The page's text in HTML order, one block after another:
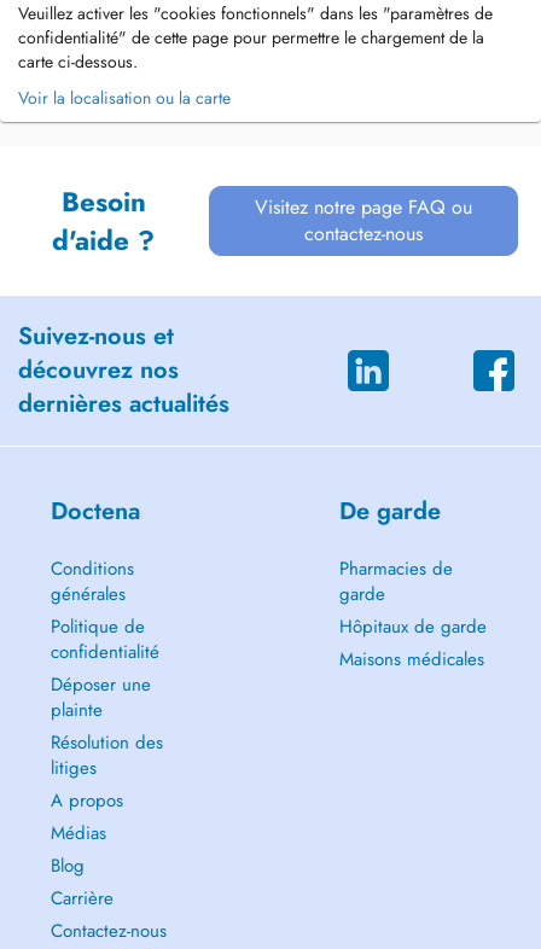
Veuillez activer les "cookies fonctionnels" dans les "paramètres de
confidentialité" de cette page pour permettre le chargement de la
carte ci-dessous.
Voir la localisation ou la carte
Besoin
d'aide ?
Visitez notre page FAQ ou
contactez-nous
Suivez-nous et
découvrez nos
dernières actualités
Doctena
Conditions
générales
Politique de
confidentialité
Déposer une
plainte
Résolution des
litiges
A propos
Médias
Blog
Carrière
Contactez-nous
De garde
Pharmacies de
garde
Hôpitaux de garde
Maisons médicales